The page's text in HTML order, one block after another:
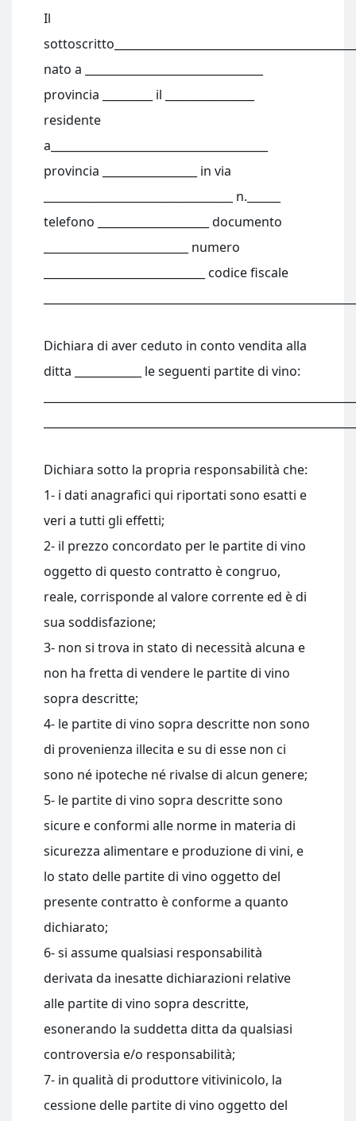
Il
nato a ________________________________
provincia _________ il ________________
residente
a_______________________________________
provincia _________________ in via
__________________________________ n.______
telefono ____________________ documento
__________________________ numero
_____________________________ codice fiscale
Dichiara di aver ceduto in conto vendita alla
ditta ____________ le seguenti partite di vino:
Dichiara sotto la propria responsabilità che:
1- i dati anagrafici qui riportati sono esatti e
veri a tutti gli effetti;
2- il prezzo concordato per le partite di vino
oggetto di questo contratto è congruo,
reale, corrisponde al valore corrente ed è di
sua soddisfazione;
3- non si trova in stato di necessità alcuna e
non ha fretta di vendere le partite di vino
sopra descritte;
4- le partite di vino sopra descritte non sono
di provenienza illecita e su di esse non ci
sono né ipoteche né rivalse di alcun genere;
5- le partite di vino sopra descritte sono
sicure e conformi alle norme in materia di
sicurezza alimentare e produzione di vini, e
lo stato delle partite di vino oggetto del
presente contratto è conforme a quanto
dichiarato;
6- si assume qualsiasi responsabilità
derivata da inesatte dichiarazioni relative
alle partite di vino sopra descritte,
esonerando la suddetta ditta da qualsiasi
controversia e/o responsabilità;
7- in qualità di produttore vitivinicolo, la
cessione delle partite di vino oggetto del